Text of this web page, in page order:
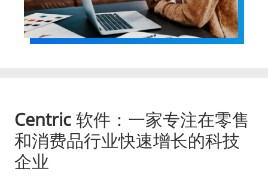
Centric 软件：一家专注在零售
和消费品行业快速增长的科技
企业